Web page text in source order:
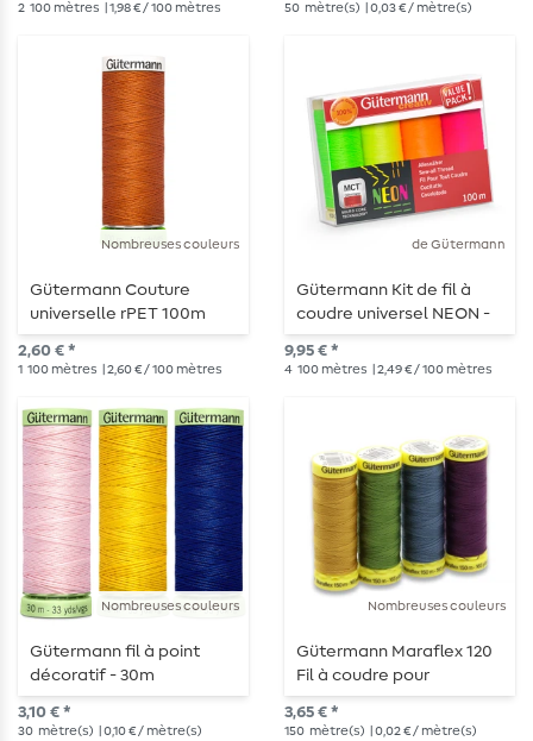
2 100 mètres | 1,98 € / 100 mètres 50 mètre(s) | 0,03 € / mètre(s)
Nombreuses couleurs
Gütermann Couture
universelle rPET 100m
2,60 € *
1 100 mètres | 2,60 € / 100 mètres
de Gütermann
Gütermann Kit de fil à
coudre universel NEON -
4x100m
9,95 € *
4 100 mètres | 2,49 € / 100 mètres
Nombreuses couleurs
Gütermann fil à point
décoratif - 30m
3,10 € *
30 mètre(s) | 0,10 € / mètre(s)
Nombreuses couleurs
Gütermann Maraflex 120
Fil à coudre pour
coutures élastiques - 150
m
3,65 € *
150 mètre(s) | 0,02 € / mètre(s)